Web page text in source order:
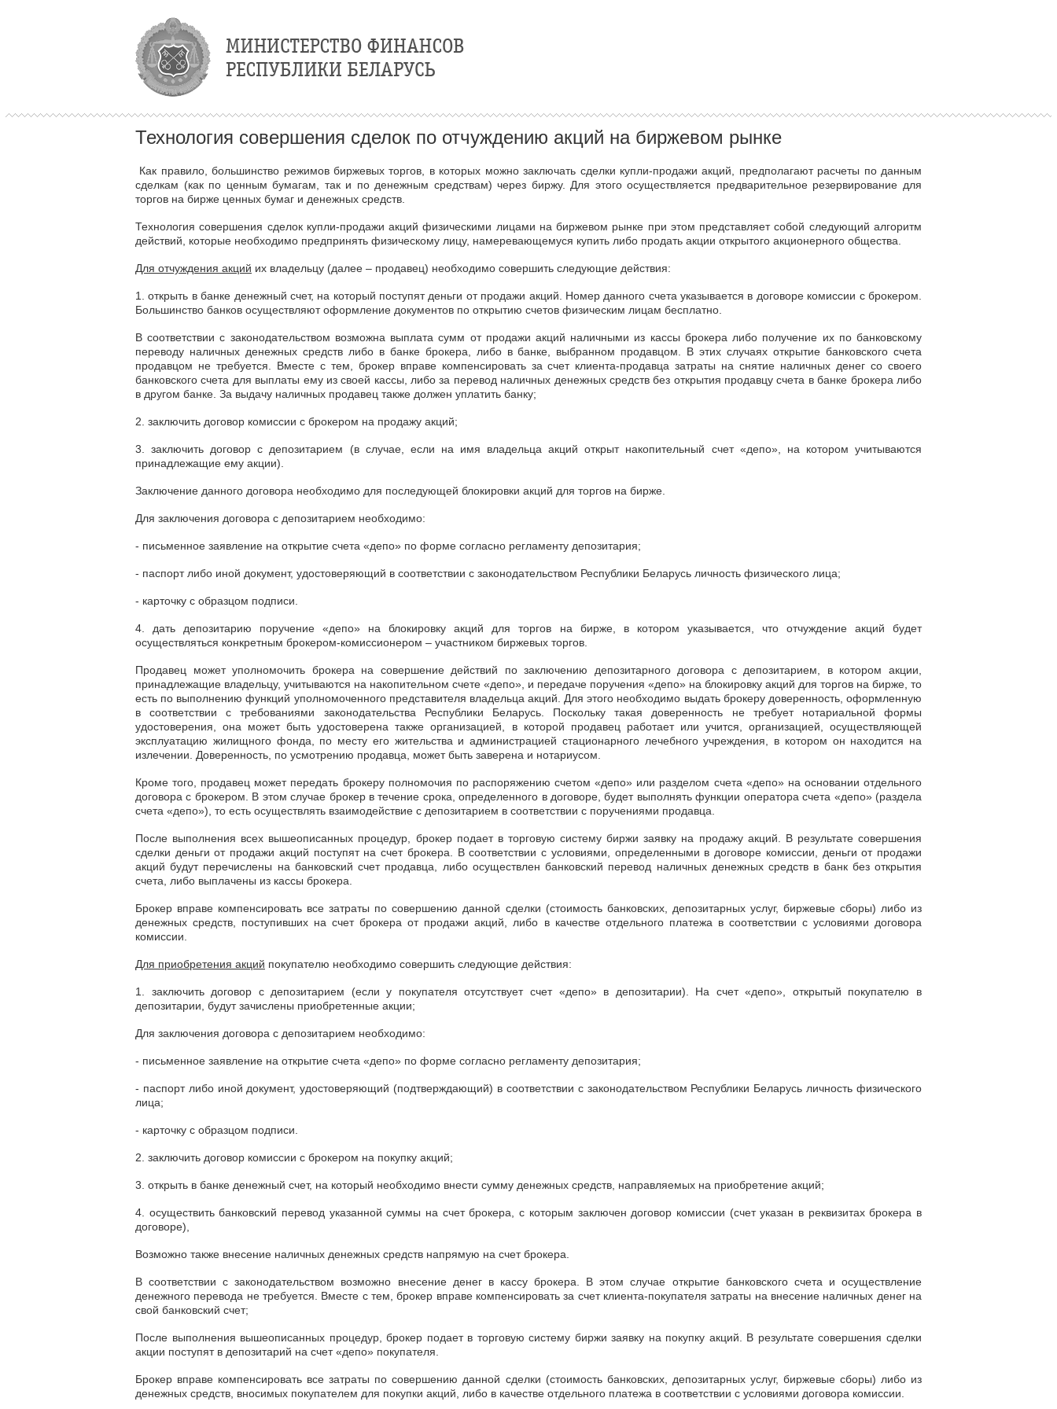
Технология совершения сделок по отчуждению акций на биржевом рынке
Как правило, большинство режимов биржевых торгов, в которых можно заключать сделки купли-продажи акций, предполагают расчеты по данным
сделкам (как по ценным бумагам, так и по денежным средствам) через биржу. Для этого осуществляется предварительное резервирование для
торгов на бирже ценных бумаг и денежных средств.
Технология совершения сделок купли-продажи акций физическими лицами на биржевом рынке при этом представляет собой следующий алгоритм
действий, которые необходимо предпринять физическому лицу, намеревающемуся купить либо продать акции открытого акционерного общества.
Для отчуждения акций их владельцу (далее – продавец) необходимо совершить следующие действия:
1. открыть в банке денежный счет, на который поступят деньги от продажи акций. Номер данного счета указывается в договоре комиссии с брокером.
Большинство банков осуществляют оформление документов по открытию счетов физическим лицам бесплатно.
В соответствии с законодательством возможна выплата сумм от продажи акций наличными из кассы брокера либо получение их по банковскому
переводу наличных денежных средств либо в банке брокера, либо в банке, выбранном продавцом. В этих случаях открытие банковского счета
продавцом не требуется. Вместе с тем, брокер вправе компенсировать за счет клиента-продавца затраты на снятие наличных денег со своего
банковского счета для выплаты ему из своей кассы, либо за перевод наличных денежных средств без открытия продавцу счета в банке брокера либо
в другом банке. За выдачу наличных продавец также должен уплатить банку;
2. заключить договор комиссии с брокером на продажу акций;
3. заключить договор с депозитарием (в случае, если на имя владельца акций открыт накопительный счет «депо», на котором учитываются
принадлежащие ему акции).
Заключение данного договора необходимо для последующей блокировки акций для торгов на бирже.
Для заключения договора с депозитарием необходимо:
- письменное заявление на открытие счета «депо» по форме согласно регламенту депозитария;
- паспорт либо иной документ, удостоверяющий в соответствии с законодательством Республики Беларусь личность физического лица;
- карточку с образцом подписи.
4. дать депозитарию поручение «депо» на блокировку акций для торгов на бирже, в котором указывается, что отчуждение акций будет
осуществляться конкретным брокером-комиссионером – участником биржевых торгов.
Продавец может уполномочить брокера на совершение действий по заключению депозитарного договора с депозитарием, в котором акции,
принадлежащие владельцу, учитываются на накопительном счете «депо», и передаче поручения «депо» на блокировку акций для торгов на бирже, то
есть по выполнению функций уполномоченного представителя владельца акций. Для этого необходимо выдать брокеру доверенность, оформленную
в соответствии с требованиями законодательства Республики Беларусь. Поскольку такая доверенность не требует нотариальной формы
удостоверения, она может быть удостоверена также организацией, в которой продавец работает или учится, организацией, осуществляющей
эксплуатацию жилищного фонда, по месту его жительства и администрацией стационарного лечебного учреждения, в котором он находится на
излечении. Доверенность, по усмотрению продавца, может быть заверена и нотариусом.
Кроме того, продавец может передать брокеру полномочия по распоряжению счетом «депо» или разделом счета «депо» на основании отдельного
договора с брокером. В этом случае брокер в течение срока, определенного в договоре, будет выполнять функции оператора счета «депо» (раздела
счета «депо»), то есть осуществлять взаимодействие с депозитарием в соответствии с поручениями продавца.
После выполнения всех вышеописанных процедур, брокер подает в торговую систему биржи заявку на продажу акций. В результате совершения
сделки деньги от продажи акций поступят на счет брокера. В соответствии с условиями, определенными в договоре комиссии, деньги от продажи
акций будут перечислены на банковский счет продавца, либо осуществлен банковский перевод наличных денежных средств в банк без открытия
счета, либо выплачены из кассы брокера.
Брокер вправе компенсировать все затраты по совершению данной сделки (стоимость банковских, депозитарных услуг, биржевые сборы) либо из
денежных средств, поступивших на счет брокера от продажи акций, либо в качестве отдельного платежа в соответствии с условиями договора
комиссии.
Для приобретения акций покупателю необходимо совершить следующие действия:
1. заключить договор с депозитарием (если у покупателя отсутствует счет «депо» в депозитарии). На счет «депо», открытый покупателю в
депозитарии, будут зачислены приобретенные акции;
Для заключения договора с депозитарием необходимо:
- письменное заявление на открытие счета «депо» по форме согласно регламенту депозитария;
- паспорт либо иной документ, удостоверяющий (подтверждающий) в соответствии с законодательством Республики Беларусь личность физического
лица;
- карточку с образцом подписи.
2. заключить договор комиссии с брокером на покупку акций;
3. открыть в банке денежный счет, на который необходимо внести сумму денежных средств, направляемых на приобретение акций;
4. осуществить банковский перевод указанной суммы на счет брокера, с которым заключен договор комиссии (счет указан в реквизитах брокера в
договоре),
Возможно также внесение наличных денежных средств напрямую на счет брокера.
В соответствии с законодательством возможно внесение денег в кассу брокера. В этом случае открытие банковского счета и осуществление
денежного перевода не требуется. Вместе с тем, брокер вправе компенсировать за счет клиента-покупателя затраты на внесение наличных денег на
свой банковский счет;
После выполнения вышеописанных процедур, брокер подает в торговую систему биржи заявку на покупку акций. В результате совершения сделки
акции поступят в депозитарий на счет «депо» покупателя.
Брокер вправе компенсировать все затраты по совершению данной сделки (стоимость банковских, депозитарных услуг, биржевые сборы) либо из
денежных средств, вносимых покупателем для покупки акций, либо в качестве отдельного платежа в соответствии с условиями договора комиссии.